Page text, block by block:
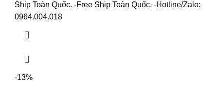
Ship Toàn Quốc. -Free Ship Toàn Quốc. -Hotline/Zalo:
0964.004.018
-13%